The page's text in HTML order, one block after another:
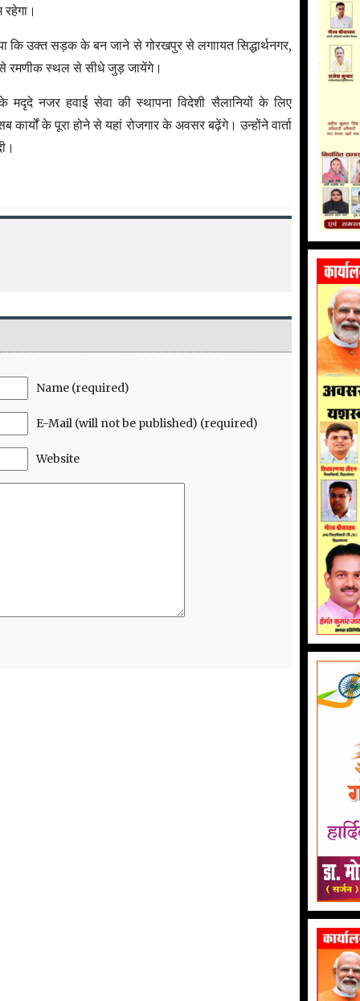
कि उक्त सड़क के बन जाने से गोरखपुर से लगाायत सिद्धार्थनगर,
रमणीक स्थल से सीधे जुड़ जायेंगे।
मदृदे नजर हवाई सेवा की स्थापना विदेशी सैलानियों के लिए
कार्यों के पूरा होने से यहां रोजगार के अवसर बढ़ेंगे। उन्होंने वार्ता
Name (required)
E-Mail (will not be published) (required)
Website